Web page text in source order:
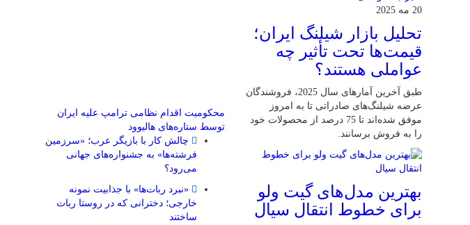
20 مه 2025
تحلیل بازار شیلنگ ایران؛
قیمت‌ها تحت تأثیر چه
عواملی هستند؟
طبق آخرین آمارهای سال 2025، فروشندگان
عرضه شیلنگ‌های صادراتی تا به امروز
موفق شده‌اند تا 75 درصد از محصولات خود
را به فروش برسانند.
بهترین مدل‌های گیت ولو
برای خطوط انتقال سیال
محکومیت اقدام نظامی ترامپ علیه ایران
توسط ستاره‌های هالیوود
چالش کار با بازیگر عرب؛ «سرزمین
فرشته‌ها» به جشنواره‌های جهانی
می‌رود؟
«نبرد ربات‌ها» با جذابیت نمونه
خارجی؛ دخترانی که در روستا ربات
ساختند